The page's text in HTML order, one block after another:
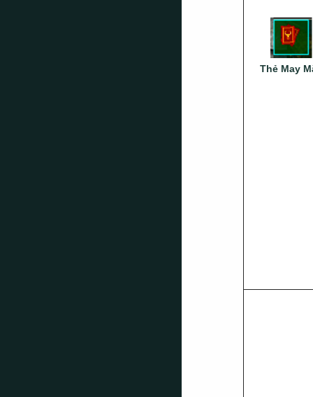
Thẻ May